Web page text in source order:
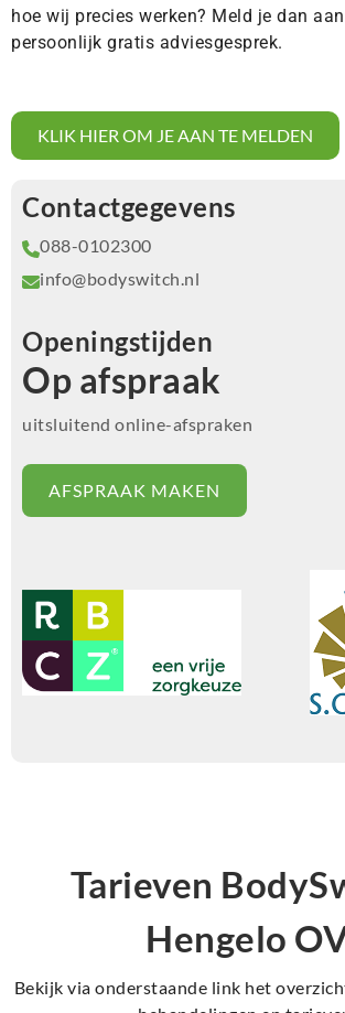
hoe wij precies werken? Meld je dan
persoonlijk gratis adviesgesprek.
KLIK HIER OM JE AAN TE MELDEN
Contactgegevens
088-0102300
info@bodyswitch.nl
Openingstijden
Op afspraak
uitsluitend online-afspraken
AFSPRAAK MAKEN
Tarieven
Hengelo
Bekijk via onderstaande link het